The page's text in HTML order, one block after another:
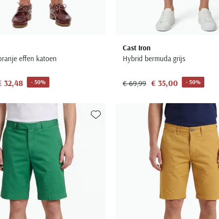
effen katoen
32,48 - 50%
Cast Iron
Hybrid bermuda grijs
€ 69,99 € 35,00 - 50%
Toevoegen aan favorieten